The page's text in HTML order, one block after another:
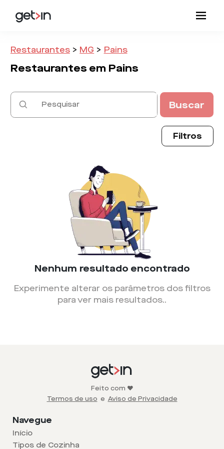
Restaurantes > MG > Pains
Restaurantes em Pains
Buscar
Filtros
Nenhum resultado encontrado
Experimente alterar os parâmetros dos filtros
para ver mais resultados..
Feito com ❤️
Termos de uso e Aviso de Privacidade
Navegue
Início
Tipos de Cozinha